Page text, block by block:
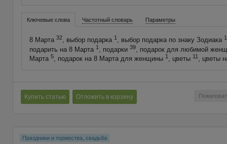
Ключевые слова Частотный словарь Параметры
8 Марта 32, выбор подарка 1 , выбор подарка по знаку Зодиака 1
подарить на 8 Марта 1, подарки 39, подарок для любимой
Марта 5, подарок на 8 Марта для женщины 1, цветы 11, цветы
Купить статью Отложить в корзину
Праздники и торжества, свадьба